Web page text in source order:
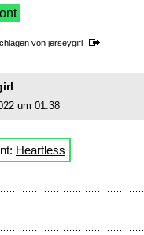
von jerseygirl
um 01:38
Heartless